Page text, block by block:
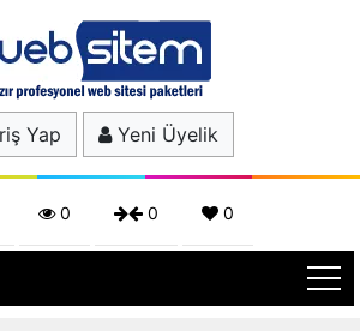
Yap Yeni Üyelik
0 0 0